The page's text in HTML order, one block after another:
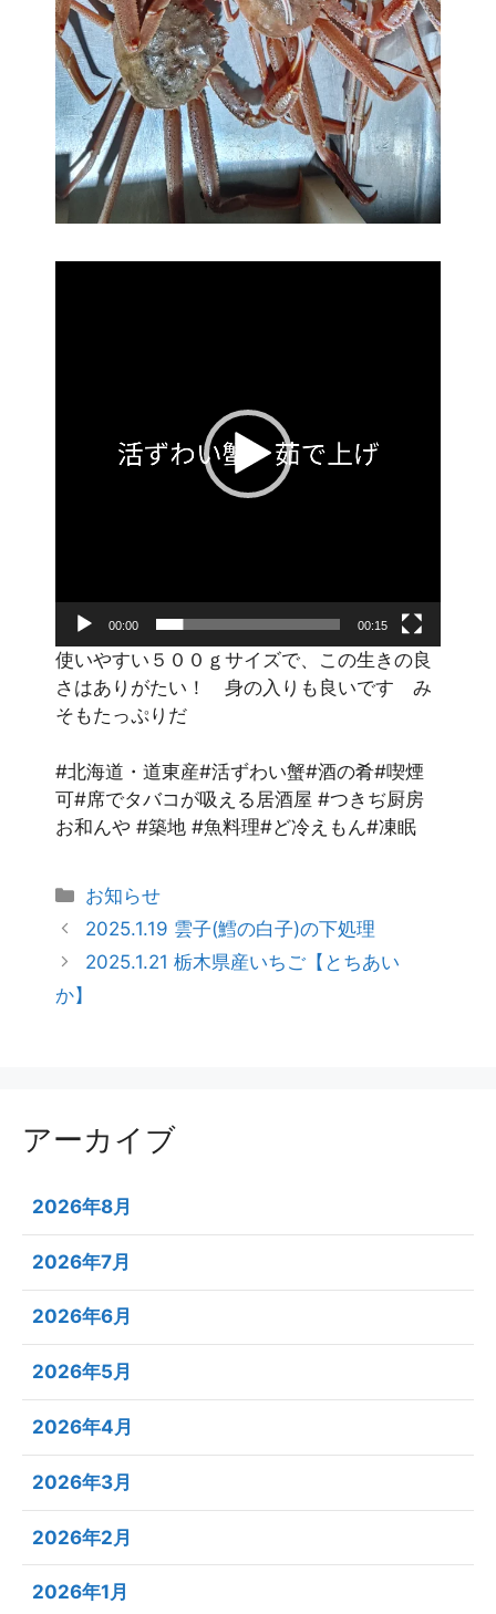
00:00 00:15
使いやすい５００ｇサイズで、この生きの良
さはありがたい！ 身の入りも良いです み
そもたっぷりだ
#北海道・道東産#活ずわい蟹#酒の肴#喫煙
可#席でタバコが吸える居酒屋 #つきぢ厨房
お和んや #築地 #魚料理#ど冷えもん#凍眠
お知らせ
2025.1.19 雲子(鱈の白子)の下処理
2025.1.21 栃木県産いちご【とちあい
か】
アーカイブ
2026年8月
2026年7月
2026年6月
2026年5月
2026年4月
2026年3月
2026年2月
2026年1月